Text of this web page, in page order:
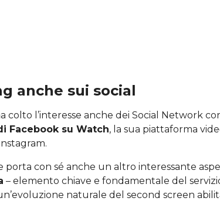
anche sui social
colto l’interesse anche dei Social Network
Facebook su Watch, la sua piattaforma
porta con sé anche un altro interessante
– elemento chiave e fondamentale del
naturale del second screen